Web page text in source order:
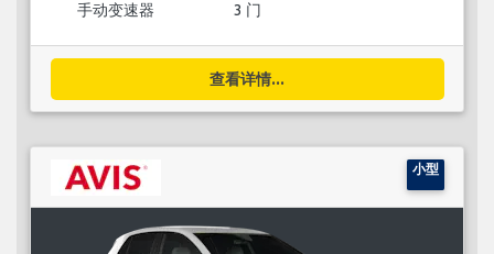
手动变速器 3 门
查看详情...
小型